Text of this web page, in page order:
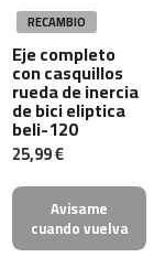
1
2
0
m
c
-
1
6
0
m
RECAMBIO
Eje completo
con casquillos
rueda de inercia
de bici eliptica
beli-120
25,99 €
Avisame
cuando vuelva